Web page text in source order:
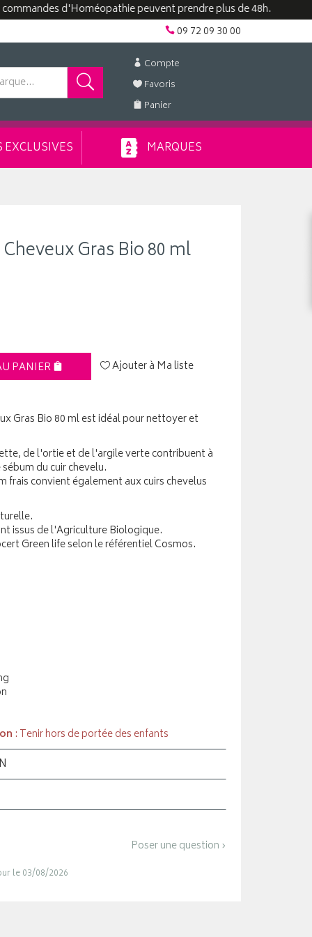
d'Homéopathie peuvent prendre plus de 48h.
09 72 09 30 00
Compte
Favoris
Panier
EXCLUSIVES MARQUES
Gras Bio 80 ml
PANIER Ajouter à Ma liste
Gras Bio 80 ml est idéal pour nettoyer et
de l'ortie et de l'argile verte contribuent à
du cuir chevelu.
frais convient également aux cuirs chevelus
issus de l'Agriculture Biologique.
Green life selon le référentiel Cosmos.
: Tenir hors de portée des enfants
Poser une question ›
le 03/08/2026